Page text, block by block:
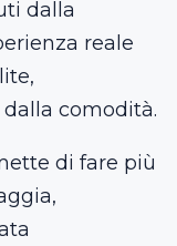
dalla
reale
dalla comodità.
di fare più